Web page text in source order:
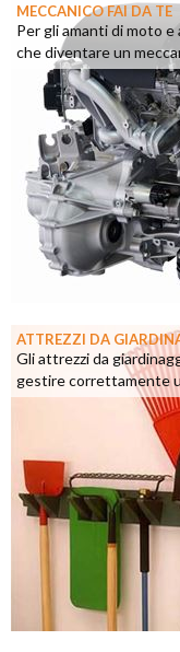
MECCANICO FAI DA TE
Per gli amanti di moto e
che diventare un
ATTREZZI DA
Gli attrezzi da
gestire correttamente